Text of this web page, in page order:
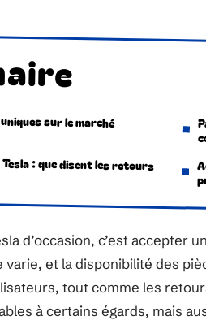
sur le marché
: que disent les retours
d’occasion, c’est accepter
varie, et la disponibilité des
tout comme les
à certains égards, mais